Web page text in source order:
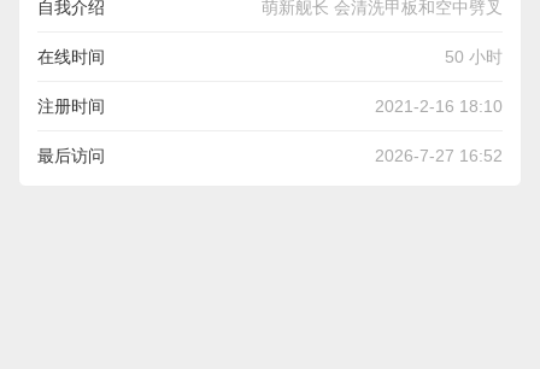
自我介绍 萌新舰长 会清洗甲板和空中劈叉
在线时间 50 小时
注册时间 2021-2-16 18:10
最后访问 2026-7-27 16:52